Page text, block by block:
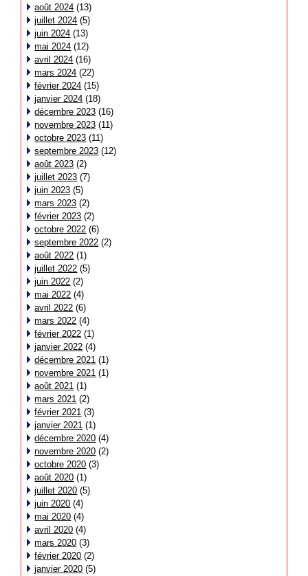
août 2024 (13)
juillet 2024 (5)
juin 2024 (13)
mai 2024 (12)
avril 2024 (16)
mars 2024 (22)
février 2024 (15)
janvier 2024 (18)
décembre 2023 (16)
novembre 2023 (11)
octobre 2023 (11)
septembre 2023 (12)
août 2023 (2)
juillet 2023 (7)
juin 2023 (5)
mars 2023 (2)
février 2023 (2)
octobre 2022 (6)
septembre 2022 (2)
août 2022 (1)
juillet 2022 (5)
juin 2022 (2)
mai 2022 (4)
avril 2022 (6)
mars 2022 (4)
février 2022 (1)
janvier 2022 (4)
décembre 2021 (1)
novembre 2021 (1)
août 2021 (1)
mars 2021 (2)
février 2021 (3)
janvier 2021 (1)
décembre 2020 (4)
novembre 2020 (2)
octobre 2020 (3)
août 2020 (1)
juillet 2020 (5)
juin 2020 (4)
mai 2020 (4)
avril 2020 (4)
mars 2020 (3)
février 2020 (2)
janvier 2020 (5)